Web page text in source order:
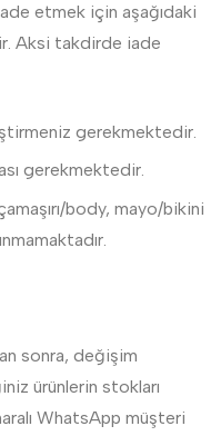
etmek için aşağıdaki
Aksi takdirde iade
gerekmektedir.
gerekmektedir.
body, mayo/bikini
sonra, değişim
ürünlerin stokları
WhatsApp müşteri